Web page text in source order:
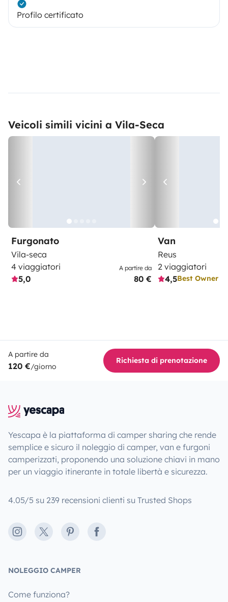
Profilo certificato
Veicoli simili vicini a Vila-Seca
Furgonato
Vila-seca
4 viaggiatori
5,0
A partire da
80 €
Van
Reus
2 viaggiatori
4,5Best Owner
A partire da
120 €/giorno
Richiesta di prenotazione
Yescapa è la piattaforma di camper sharing che rende
semplice e sicuro il noleggio di camper, van e furgoni
camperizzati, proponendo una soluzione chiavi in mano
per un viaggio itinerante in totale libertà e sicurezza.
4.05/5 su 239 recensioni clienti su Trusted Shops
Instagram
X PinterestFacebook
NOLEGGIO CAMPER
Come funziona?